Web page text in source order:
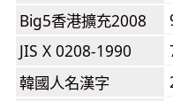
Big5香港擴充2008
JIS X 0208-1990
韓國人名漢字